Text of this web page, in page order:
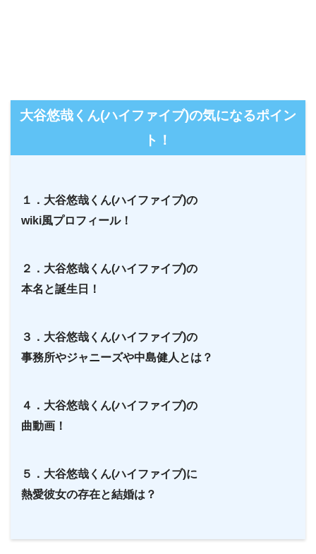
大谷悠哉くん(ハイファイブ)の気になるポイン
ト！
１．大谷悠哉くん(ハイファイブ)の
wiki風プロフィール！
２．大谷悠哉くん(ハイファイブ)の
本名と誕生日！
３．大谷悠哉くん(ハイファイブ)の
事務所やジャニーズや中島健人とは？
４．大谷悠哉くん(ハイファイブ)の
曲動画！
５．大谷悠哉くん(ハイファイブ)に
熱愛彼女の存在と結婚は？